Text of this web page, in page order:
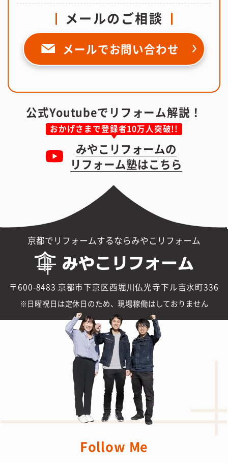
メールのご相談
メールでお問い合わせ
公式Youtubeでリフォーム解説！
おかげさまで登録者10万人突破!!
みやこリフォームの
リフォーム塾はこちら
京都でリフォームするならみやこリフォーム
〒600-8483 京都市下京区西堀川仏光寺下ル吉水町336
日曜祝日は定休日のため、現場稼働はしておりません
Follow Me